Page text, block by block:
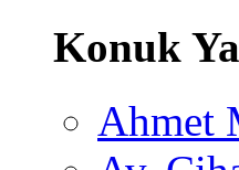
Konuk
Ahmet